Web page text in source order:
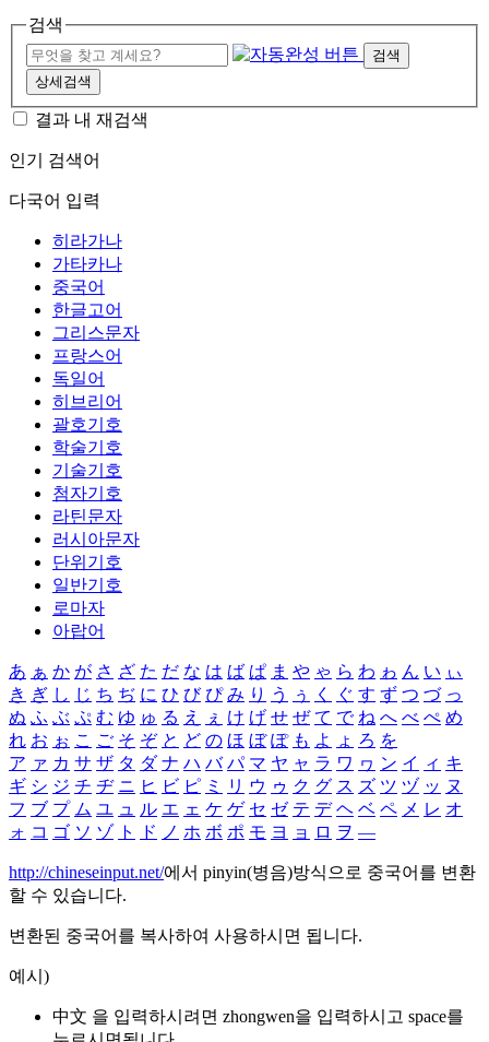
검색
검색
상세검색
결과 내 재검색
인기 검색어
다국어 입력
히라가나
가타카나
중국어
한글고어
그리스문자
프랑스어
독일어
히브리어
괄호기호
학술기호
기술기호
첨자기호
라틴문자
러시아문자
단위기호
일반기호
로마자
아랍어
あ ぁ か が さ ざ た だ な は ば ぱ ま や ゃ ら わ ゎ ん い ぃ
き ぎ し じ ち ぢ に ひ び ぴ み り う ぅ く ぐ す ず つ づ っ
ぬ ふ ぶ ぷ む ゆ ゅ る え ぇ け げ せ ぜ て で ね へ べ ぺ め
れ お ぉ こ ご そ ぞ と ど の ほ ぼ ぽ も よ ょ ろ を
ア ァ カ サ ザ タ ダ ナ ハ バ パ マ ヤ ャ ラ ワ ヮ ン イ ィ キ
ギ シ ジ チ ヂ ニ ヒ ビ ピ ミ リ ウ ゥ ク グ ス ズ ツ ヅ ッ ヌ
フ ブ プ ム ユ ュ ル エ ェ ケ ゲ セ ゼ テ デ ヘ ベ ペ メ レ オ
ォ コ ゴ ソ ゾ ト ド ノ ホ ボ ポ モ ヨ ョ ロ ヲ ―
http://chineseinput.net/에서 pinyin(병음)방식으로 중국어를 변환
할 수 있습니다.
변환된 중국어를 복사하여 사용하시면 됩니다.
예시)
中文 을 입력하시려면 zhongwen을 입력하시고 space를